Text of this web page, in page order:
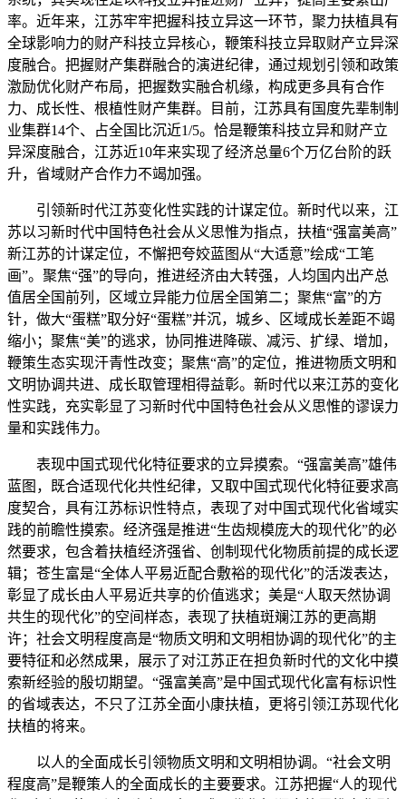
率。近年来，江苏牢牢把握科技立异这一环节，聚力扶植具有
全球影响力的财产科技立异核心，鞭策科技立异取财产立异深
度融合。把握财产集群融合的演进纪律，通过规划引领和政策
激励优化财产布局，把握数实融合机缘，构成更多具有合作
力、成长性、根植性财产集群。目前，江苏具有国度先辈制制
业集群14个、占全国比沉近1/5。恰是鞭策科技立异和财产立
异深度融合，江苏近10年来实现了经济总量6个万亿台阶的跃
升，省域财产合作力不竭加强。
引领新时代江苏变化性实践的计谋定位。新时代以来，江
苏以习新时代中国特色社会从义思惟为指点，扶植“强富美高”
新江苏的计谋定位，不懈把夸姣蓝图从“大适意”绘成“工笔
画”。聚焦“强”的导向，推进经济由大转强，人均国内出产总
值居全国前列，区域立异能力位居全国第二；聚焦“富”的方
针，做大“蛋糕”取分好“蛋糕”并沉，城乡、区域成长差距不竭
缩小；聚焦“美”的逃求，协同推进降碳、减污、扩绿、增加，
鞭策生态实现汗青性改变；聚焦“高”的定位，推进物质文明和
文明协调共进、成长取管理相得益彰。新时代以来江苏的变化
性实践，充实彰显了习新时代中国特色社会从义思惟的谬误力
量和实践伟力。
表现中国式现代化特征要求的立异摸索。“强富美高”雄伟
蓝图，既合适现代化共性纪律，又取中国式现代化特征要求高
度契合，具有江苏标识性特点，表现了对中国式现代化省域实
践的前瞻性摸索。经济强是推进“生齿规模庞大的现代化”的必
然要求，包含着扶植经济强省、创制现代化物质前提的成长逻
辑；苍生富是“全体人平易近配合敷裕的现代化”的活泼表达，
彰显了成长由人平易近共享的价值逃求；美是“人取天然协调
共生的现代化”的空间样态，表现了扶植斑斓江苏的更高期
许；社会文明程度高是“物质文明和文明相协调的现代化”的主
要特征和必然成果，展示了对江苏正在担负新时代的文化中摸
索新经验的殷切期望。“强富美高”是中国式现代化富有标识性
的省域表达，不只了江苏全面小康扶植，更将引领江苏现代化
扶植的将来。
以人的全面成长引领物质文明和文明相协调。“社会文明
程度高”是鞭策人的全面成长的主要要求。江苏把握“人的现代